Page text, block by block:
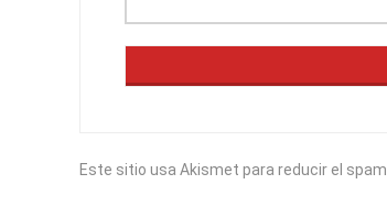
Este sitio usa Akismet para reducir el spam.